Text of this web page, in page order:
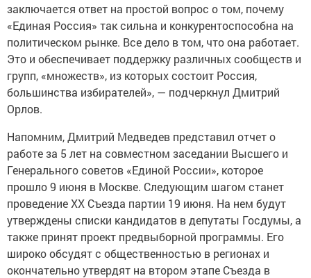
заключается ответ на простой вопрос о том, почему
«Единая Россия» так сильна и конкурентоспособна на
политическом рынке. Все дело в том, что она работает.
Это и обеспечивает поддержку различных сообществ и
групп, «множеств», из которых состоит Россия,
большинства избирателей», — подчеркнул Дмитрий
Орлов.
Напомним, Дмитрий Медведев представил отчет о
работе за 5 лет на совместном заседании Высшего и
Генерального советов «Единой России», которое
прошло 9 июня в Москве. Следующим шагом станет
проведение XX Съезда партии 19 июня. На нем будут
утверждены списки кандидатов в депутаты Госдумы, а
также принят проект предвыборной программы. Его
широко обсудят с общественностью в регионах и
окончательно утвердят на втором этапе Съезда в